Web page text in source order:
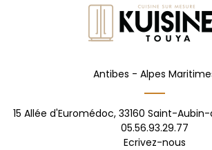
Antibes - Alpes
15 Allée d'Euromédoc, 33160 Saint-
05.56.93.29.77
Ecrivez-nous